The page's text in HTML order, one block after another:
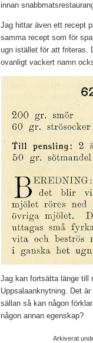
innan
Jag hittar även ett recept
samma recept som för
ugn istället för att friteras.
ovanligt vackert namn
Jag kan fortsätta länge till
Uppsalaanknytning. Det
sällan så kan någon
någon annan egenskap?
Arkiverat